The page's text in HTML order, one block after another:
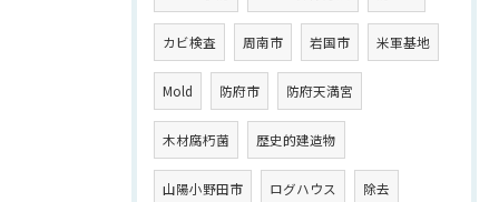
カビ検査 周南市 岩国市 米軍基地
Mold 防府市 防府天満宮
木材腐朽菌 歴史的建造物
山陽小野田市 ログハウス 除去